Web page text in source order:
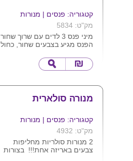
קטגוריה: פנסים | מנורות
מק"ט: 5834
מיני פנס 3 לדים עם שרוך שחור
הפנס מגיע בצבעים שחור, כחול
אופציה להדפסה ע"ג גוף הפנס
המוצר אינו כולל סוללת
מנורה סולארית
קטגוריה: פנסים | מנורות
מק"ט: 4932
2 מנורות סולריות מחליפות
צבעים באריזה אחת!!! בצורות